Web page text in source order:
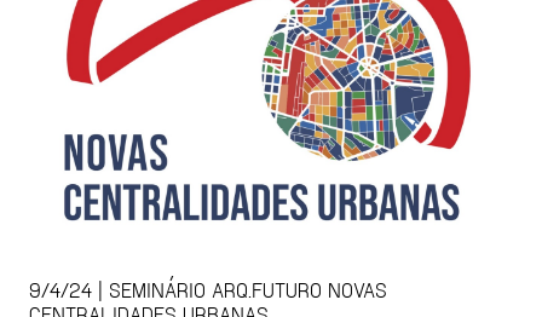
9/4/24 | SEMINÁRIO ARQ.FUTURO NOVAS